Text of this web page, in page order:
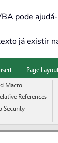
pode
já existir